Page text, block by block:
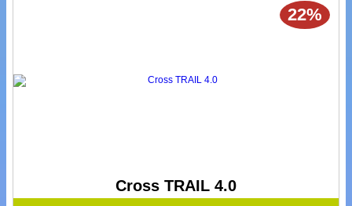
22%
Cross TRAIL 4.0